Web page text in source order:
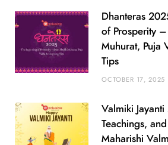
Dhanteras
of Prosperity
Muhurat, Puja
Tips
OCTOBER 17, 2025
Valmiki
Teachings,
Maharishi